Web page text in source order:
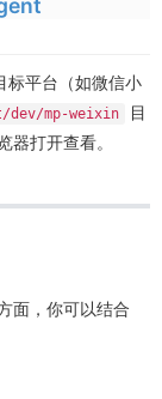
标平台（如微信小
dev/mp-weixin
目
器打开查看。
面，你可以结合